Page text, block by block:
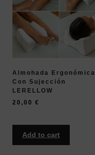
Almohada Ergonómica
Con Sujección
LERELLOW
20,00 €
Add to cart